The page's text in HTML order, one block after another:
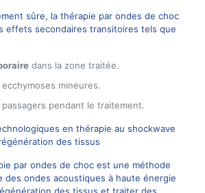
sûre, la thérapie par ondes de choc
effets secondaires transitoires tels que
dans la zone traitée.
mineures.
pendant le traitement.
en thérapie au shockwave
des tissus
par ondes de choc est une méthode
des ondes acoustiques à haute énergie